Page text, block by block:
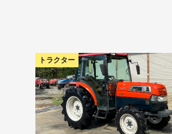
トラクター